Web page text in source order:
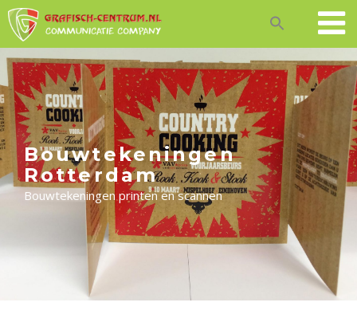
Skip
to
content
Bouwtekeningen
Rotterdam
Bouwtekeningen printen en scannen